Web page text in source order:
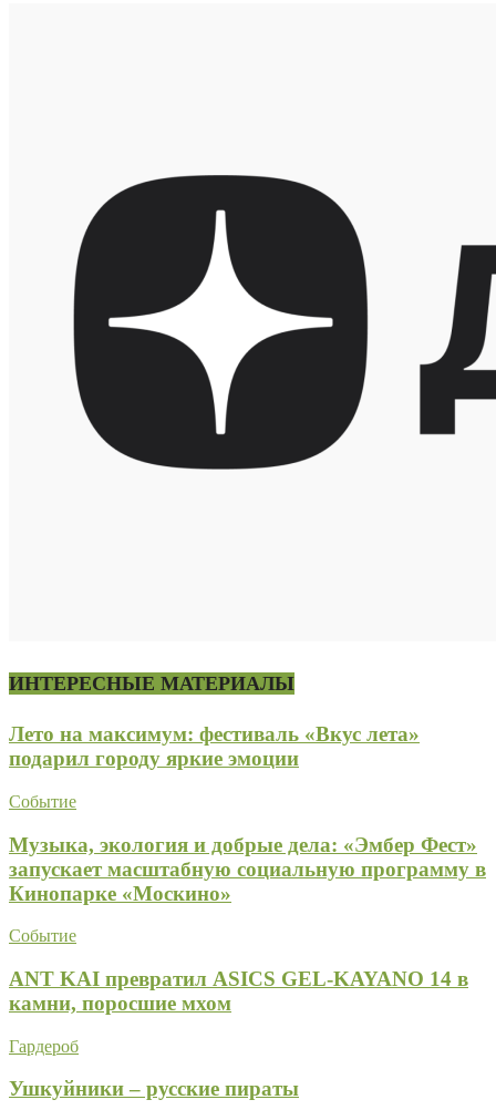
ИНТЕРЕСНЫЕ МАТЕРИАЛЫ
Лето на максимум: фестиваль «Вкус лета»
подарил городу яркие эмоции
Событие
Музыка, экология и добрые дела: «Эмбер Фест»
запускает масштабную социальную программу в
Кинопарке «Москино»
Событие
ANT KAI превратил ASICS GEL-KAYANO 14 в
камни, поросшие мхом
Гардероб
Ушкуйники – русские пираты